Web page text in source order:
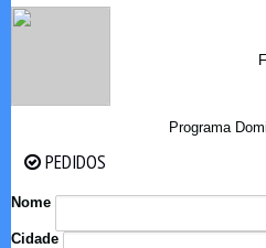
Programa
PEDIDOS
Nome
Cidade